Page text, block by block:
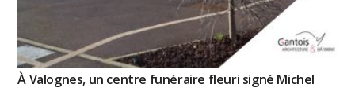
À Valognes, un centre funéraire fleuri signé Michel